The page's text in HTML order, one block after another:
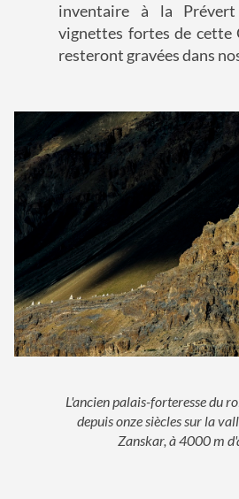
inventaire à la
vignettes fortes de cette
resteront gravées dans
L'ancien palais-forteresse du
depuis onze siècles sur la
Zanskar, à 4000 m